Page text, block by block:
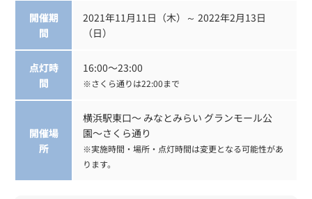
開催期
間
2021年11月11日（木）～ 2022年2月13日
（日）
点灯時
間
16:00〜23:00
※さくら通りは22:00まで
開催場
所
横浜駅東口〜 みなとみらい グランモール公
園〜さくら通り
※実施時間・場所・点灯時間は変更となる可能性があ
ります。